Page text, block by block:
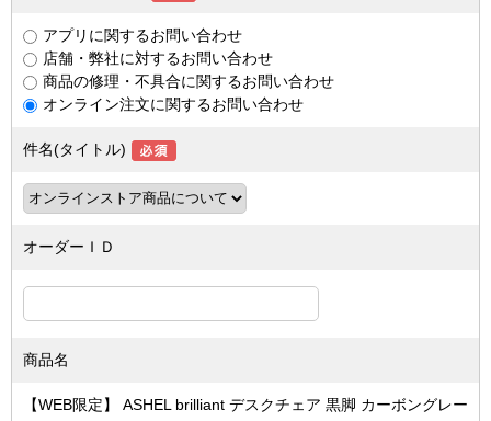
アプリに関するお問い合わせ
店舗・弊社に対するお問い合わせ
商品の修理・不具合に関するお問い合わせ
オンライン注文に関するお問い合わせ
件名(タイトル)
オーダーＩＤ
商品名
【WEB限定】 ASHEL brilliant デスクチェア 黒脚 カーボングレー